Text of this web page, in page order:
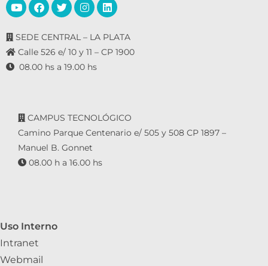
SEDE CENTRAL – LA PLATA
Calle 526 e/ 10 y 11 – CP 1900
08.00 hs a 19.00 hs
CAMPUS TECNOLÓGICO
Camino Parque Centenario e/ 505 y 508 CP 1897 –
Manuel B. Gonnet
08.00 h a 16.00 hs
Uso Interno
Intranet
Webmail